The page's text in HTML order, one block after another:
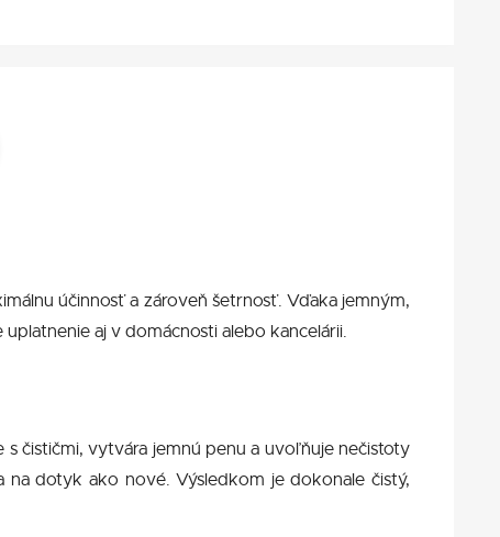
účinnosť a zároveň šetrnosť. Vďaka jemným,
aj v domácnosti alebo kancelárii.
čističmi, vytvára jemnú penu a uvoľňuje nečistoty
na dotyk ako nové. Výsledkom je dokonale čistý,